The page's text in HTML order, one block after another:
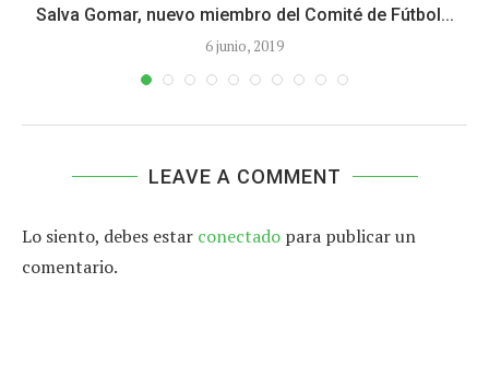
Salva Gomar, nuevo miembro del Comité de Fútbol...
6 junio, 2019
LEAVE A COMMENT
Lo siento, debes estar conectado para publicar un
comentario.